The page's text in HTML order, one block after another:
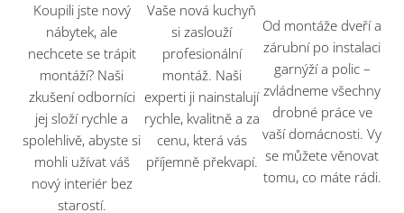
Koupili jste nový
nábytek, ale
nechcete se trápit
montáží? Naši
zkušení odborníci
jej složí rychle a
spolehlivě, abyste si
mohli užívat váš
nový interiér bez
starostí.
Vaše nová kuchyň
si zaslouží
profesionální
montáž. Naši
experti ji nainstalují
rychle, kvalitně a za
cenu, která vás
příjemně překvapí.
Od montáže dveří a
zárubní po instalaci
garnýží a polic –
zvládneme všechny
drobné práce ve
vaší domácnosti. Vy
se můžete věnovat
tomu, co máte rádi.